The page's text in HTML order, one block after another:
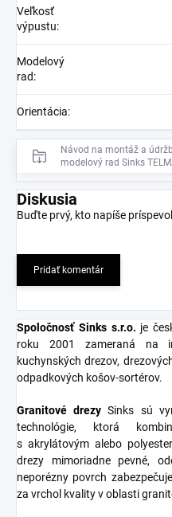
Veľkosť
výpustu:
Modelový
rad:
Orientácia:
Návod na montáž a
modelový rad Sinks
Diskusia
Buďte prvý, kto napíše
Pridať komentár
Spoločnosť Sinks s.r.o. je
roku 2001 zameraná na
kuchynských drezov,
odpadkových košov-sortérov.
Granitové drezy Sinks sú
technológie, ktorá
s akrylátovým alebo
drezy mimoriadne pevné,
neporézny povrch
za vrchol kvality v oblasti